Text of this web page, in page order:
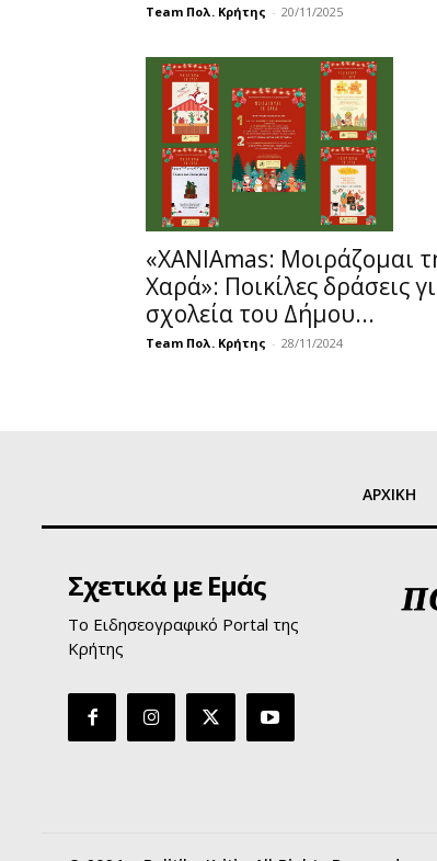
Team Πολ. Κρήτης - 20/11/2025
«ΧΑΝΙΑmas: Μοιράζομαι
Χαρά»: Ποικίλες δράσεις
σχολεία του Δήμου...
Team Πολ. Κρήτης - 28/11/2024
ΑΡΧΙΚΗ
Σχετικά με Εμάς
Το Ειδησεογραφικό Portal της
Κρήτης